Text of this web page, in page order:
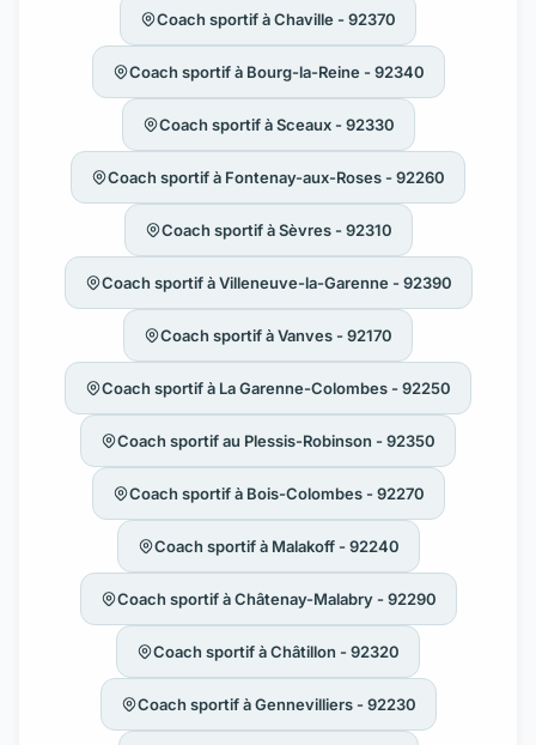
Coach sportif à Chaville - 92370
Coach sportif à Bourg-la-Reine - 92340
Coach sportif à Sceaux - 92330
Coach sportif à Fontenay-aux-Roses - 92260
Coach sportif à Sèvres - 92310
Coach sportif à Villeneuve-la-Garenne - 92390
Coach sportif à Vanves - 92170
Coach sportif à La Garenne-Colombes - 92250
Coach sportif au Plessis-Robinson - 92350
Coach sportif à Bois-Colombes - 92270
Coach sportif à Malakoff - 92240
Coach sportif à Châtenay-Malabry - 92290
Coach sportif à Châtillon - 92320
Coach sportif à Gennevilliers - 92230